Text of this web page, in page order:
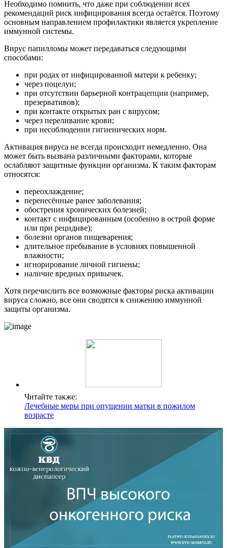
Необходимо помнить, что даже при соблюдении всех
рекомендаций риск инфицирования всегда остаётся. Поэтому
основным направлением профилактики является укрепление
иммунной системы.
Вирус папилломы может передаваться следующими
способами:
при родах от инфицированной матери к ребенку;
через поцелуи;
при отсутствии барьерной контрацепции (например,
презервативов);
при контакте открытых ран с вирусом;
через переливание крови;
при несоблюдении гигиенических норм.
Активация вируса не всегда происходит немедленно. Она
может быть вызвана различными факторами, которые
ослабляют защитные функции организма. К таким факторам
относятся:
переохлаждение;
перенесённые ранее заболевания;
обострения хронических болезней;
контакт с инфицированным (особенно в острой форме
или при рецидиве);
болезни органов пищеварения;
длительное пребывание в условиях повышенной
влажности;
игнорирование личной гигиены;
наличие вредных привычек.
Хотя перечислить все возможные факторы риска активации
вируса сложно, все они сводятся к снижению иммунной
защиты организма.
Читайте также:
Лечебные меры при опущении матки в пожилом
возрасте